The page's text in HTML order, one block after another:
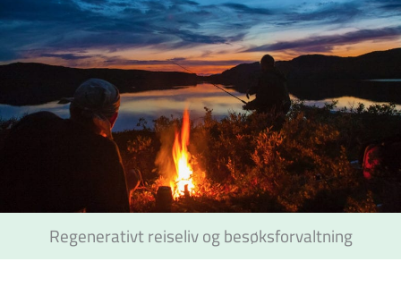
Regenerativt reiseliv og besøksforvaltning